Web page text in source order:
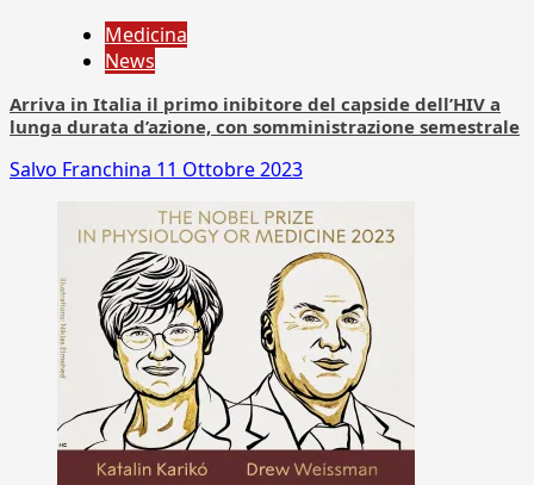
Medicina
News
Arriva in Italia il primo inibitore del capside dell’HIV a
lunga durata d’azione, con somministrazione semestrale
Salvo Franchina 11 Ottobre 2023